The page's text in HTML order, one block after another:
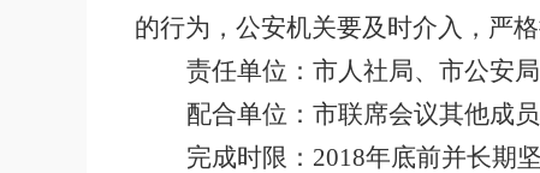
的行为，公安机关要及时介入，严
责任单位：市人社局、市公安
配合单位：市联席会议其他成
完成时限： 2018年底前并长期